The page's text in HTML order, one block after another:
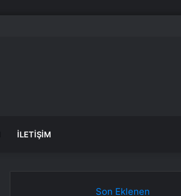
İLETIŞIM
Son Eklenen